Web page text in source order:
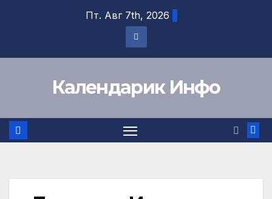
Пт. Авг 7th, 2026
Календарик Инфо